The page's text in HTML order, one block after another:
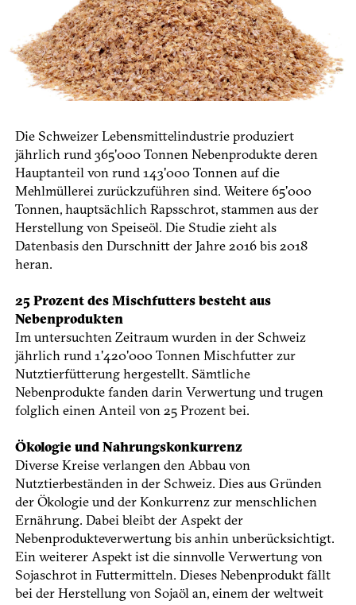
Die Schweizer Lebensmittelindustrie produziert
jährlich rund 365'000 Tonnen Nebenprodukte deren
Hauptanteil von rund 143'000 Tonnen auf die
Mehlmüllerei zurückzuführen sind. Weitere 65'000
Tonnen, hauptsächlich Rapsschrot, stammen aus der
Herstellung von Speiseöl. Die Studie zieht als
Datenbasis den Durschnitt der Jahre 2016 bis 2018
heran.
25 Prozent des Mischfutters besteht aus
Nebenprodukten
Im untersuchten Zeitraum wurden in der Schweiz
jährlich rund 1'420'000 Tonnen Mischfutter zur
Nutztierfütterung hergestellt. Sämtliche
Nebenprodukte fanden darin Verwertung und trugen
folglich einen Anteil von 25 Prozent bei.
Ökologie und Nahrungskonkurrenz
Diverse Kreise verlangen den Abbau von
Nutztierbeständen in der Schweiz. Dies aus Gründen
der Ökologie und der Konkurrenz zur menschlichen
Ernährung. Dabei bleibt der Aspekt der
Nebenprodukteverwertung bis anhin unberücksichtigt.
Ein weiterer Aspekt ist die sinnvolle Verwertung von
Sojaschrot in Futtermitteln. Dieses Nebenprodukt fällt
bei der Herstellung von Sojaöl an, einem der weltweit